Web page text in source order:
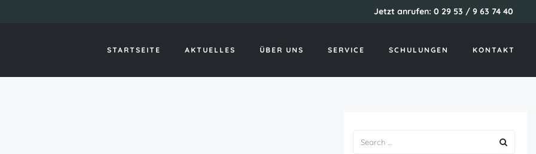
Jetzt anrufen: 0 29 53 / 9 63 74 40
STARTSEITE AKTUELLES ÜBER UNS SERVICE SCHULUNGEN KONTAKT